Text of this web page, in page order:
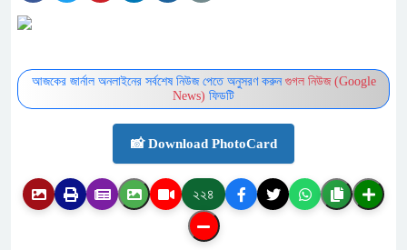
আজকের জার্নাল অনলাইনের সর্বশেষ নিউজ পেতে অনুসরণ করুন গুগল নিউজ (Google
News) ফিডটি
📸 Download PhotoCard
২২৪